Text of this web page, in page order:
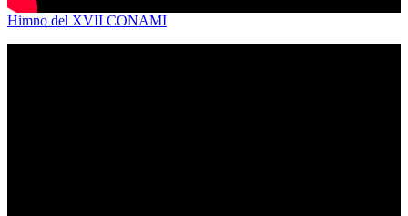
Himno del XVII CONAMI